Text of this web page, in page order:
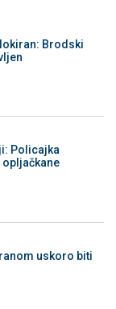
Brodski
Policajka
opljačkane
uskoro biti